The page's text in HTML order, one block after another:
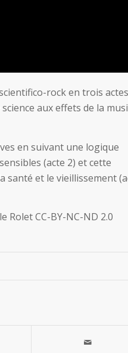
rock en trois
aux effets de la
en suivant une logique
(acte 2) et cette
santé et le vieillissement
Rolet CC-BY-NC-ND 2.0